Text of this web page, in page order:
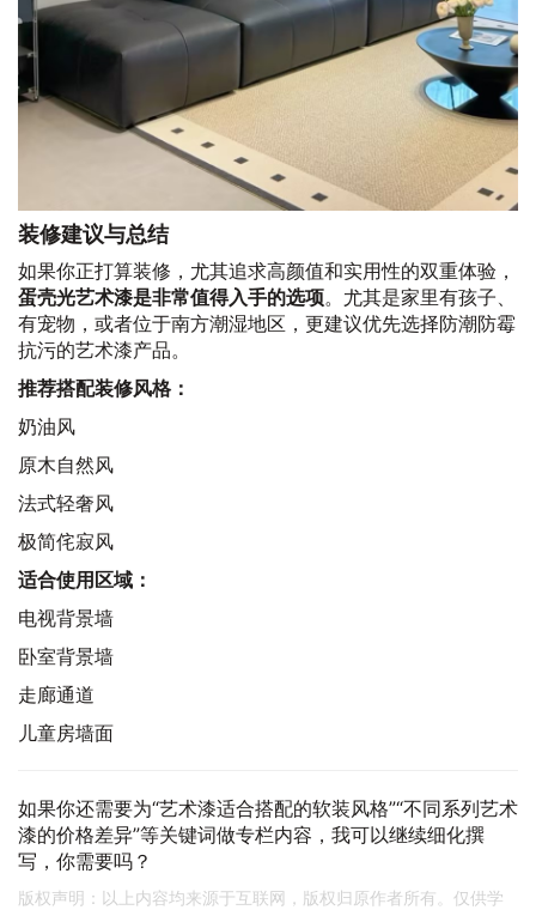
装修建议与总结
如果你正打算装修，尤其追求高颜值和实用性的双重体验，
蛋壳光艺术漆是非常值得入手的选项。尤其是家里有孩子、
有宠物，或者位于南方潮湿地区，更建议优先选择防潮防霉
抗污的艺术漆产品。
推荐搭配装修风格：
奶油风
原木自然风
法式轻奢风
极简侘寂风
适合使用区域：
电视背景墙
卧室背景墙
走廊通道
儿童房墙面
如果你还需要为“艺术漆适合搭配的软装风格”“不同系列艺术
漆的价格差异”等关键词做专栏内容，我可以继续细化撰
写，你需要吗？
版权声明：以上内容均来源于互联网，版权归原作者所有。仅供学